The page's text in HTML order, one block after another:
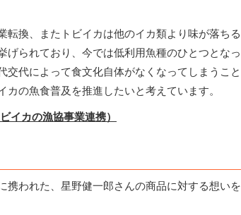
換、またトビイカは他のイカ類より味が落ちる
げられており、今では低利用魚種のひとつとなっ
代によって食文化自体がなくなってしまうこと
の魚食普及を推進したいと考えています。
イカの漁協事業連携）
われた、星野健一郎さんの商品に対する想いを